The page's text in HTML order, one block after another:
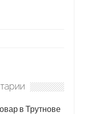
в Трутнове